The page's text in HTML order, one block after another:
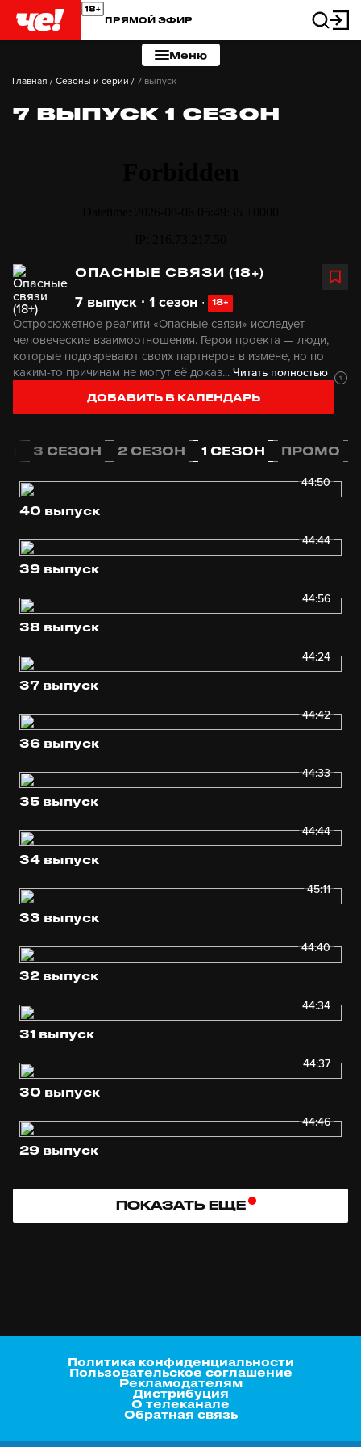
ПРЯМОЙ ЭФИР
Меню
Главная / Сезоны и серии / 7 выпуск
7 ВЫПУСК 1 СЕЗОН
ОПАСНЫЕ СВЯЗИ (18+)
7 выпуск ∙ 1 сезон ∙ 18+
ДОБАВИТЬ В КАЛЕНДАРЬ
Остросюжетное реалити «Опасные связи» исследует
человеческие взаимоотношения. Герои проекта — люди,
которые подозревают своих партнеров в измене, но по
каким-то причинам не могут её доказ... Читать полностью
3 СЕЗОН 2 СЕЗОН 1 СЕЗОН ПРОМО
44:50
40 выпуск
44:44
39 выпуск
44:56
38 выпуск
44:24
37 выпуск
44:42
36 выпуск
44:33
35 выпуск
44:44
34 выпуск
45:11
33 выпуск
44:40
32 выпуск
44:34
31 выпуск
44:37
30 выпуск
44:46
29 выпуск
ПОКАЗАТЬ ЕЩЕ
Политика конфиденциальности
Пользовательское соглашение
Рекламодателям
Дистрибуция
О телеканале
Обратная связь